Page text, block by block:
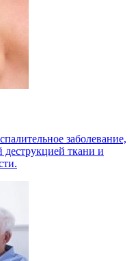
заболевание,
деструкцией ткани и